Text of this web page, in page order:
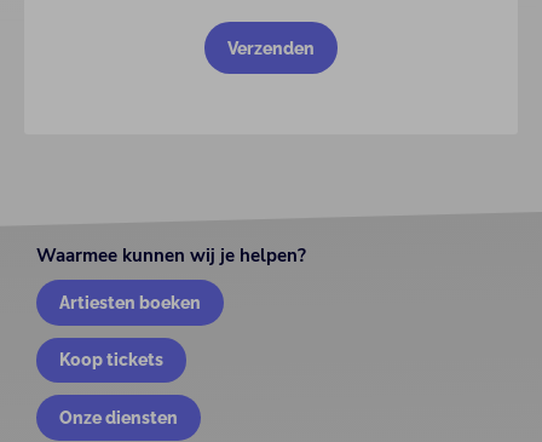
Waarmee kunnen wij je helpen?
Artiesten boeken
Koop tickets
Onze diensten